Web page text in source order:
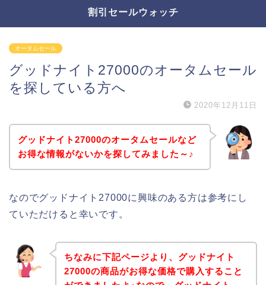
割引セールウォッチ
オータムセール
グッドナイト27000のオータムセール
を探している方へ
2020年12月11日
グッドナイト27000のオータムセールなど
お得な情報がないかを探してみました～♪
なのでグッドナイト27000に興味のある方は参考にし
ていただけると幸いです。
ちなみに下記ページより、グッドナイト
27000の商品がお得な価格で購入すること